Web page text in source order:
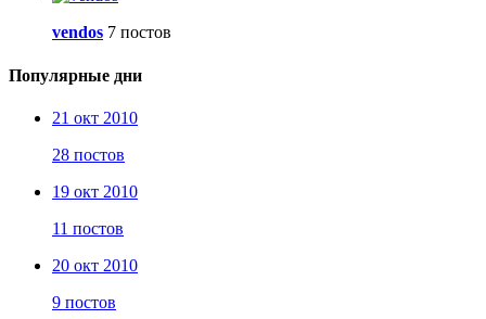
vendos 7 постов
Популярные дни
21 окт 2010
28 постов
19 окт 2010
11 постов
20 окт 2010
9 постов